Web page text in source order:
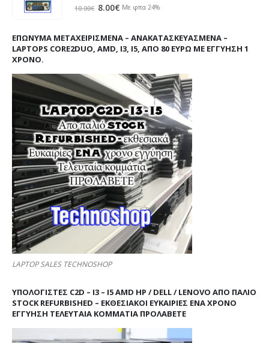
out of 5
10.00€ Original
10.00€.
8.00€ Η
είναι:
8.00€.
Με φπα 24%
ΕΠΏΝΥΜΑ ΜΕΤΑΧΕΙΡΙΣΜΈΝΑ – ΑΝΑΚΑΤΑΣΚΕΥΑΣΜΈΝΑ –
LAPTOPS CORE2DUO, AMD, I3, I5, ΑΠΌ 80 ΕΥΡΏ ΜΕ ΕΓΓΎΗΣΗ 1
ΧΡΌΝΟ.
LAPTOP SALES TECHNOSHOP
ΥΠΟΛΟΓΙΣΤΕΣ C2D – I3 – I5 AMD HP / DELL / LENOVO ΑΠΟ ΠΑΛΙΌ
STOCK REFURBISHED – ΕΚΘΕΣΙΑΚΟΊ ΕΥΚΑΙΡΊΕΣ ΈΝΑ ΧΡΌΝΟ
ΕΓΓΎΗΣΗ ΤΕΛΕΥΤΑΊΑ ΚΟΜΜΆΤΙΑ ΠΡΟΛΑΒΕΤΕ